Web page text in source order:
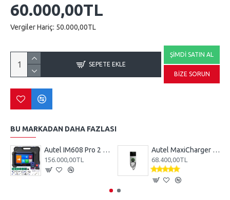
60.000,00TL
Vergiler Hariç: 50.000,00TL
SEPETE EKLE
ŞIMDI SATIN AL
BIZE SORUN
BU MARKADAN DAHA FAZLASI
Autel IM608 Pro 2 Anahtar Programlama Cihazı, Full Set
156.000,00TL
Autel MaxiCharger AC Wallbox 22kw Elektrikli Araç Şarj İstasyonu (AB AC W22-C5-4G-L-M-DG)
68.400,00TL